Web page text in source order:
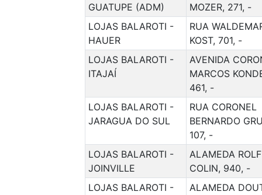
GUATUPE (ADM)
MOZER, 271, -
LOJAS BALAROTI -
HAUER
RUA
KOST, 701, -
LOJAS BALAROTI -
ITAJAÍ
AVENIDA
MARCOS
461, -
LOJAS BALAROTI -
JARAGUA DO SUL
RUA CORONEL
BERNARDO
107, -
LOJAS BALAROTI -
JOINVILLE
ALAMEDA ROLF
COLIN, 940, -
LOJAS BALAROTI -
ALAMEDA